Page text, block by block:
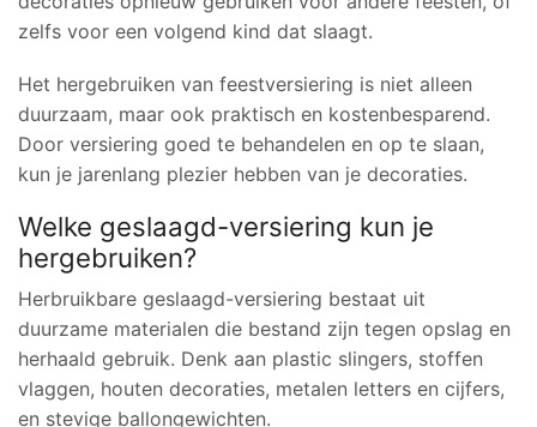
zelfs voor een volgend kind dat slaagt.
Het hergebruiken van feestversiering is niet alleen
duurzaam, maar ook praktisch en kostenbesparend.
Door versiering goed te behandelen en op te slaan,
kun je jarenlang plezier hebben van je decoraties.
Welke geslaagd-versiering kun je
hergebruiken?
Herbruikbare geslaagd-versiering bestaat uit
duurzame materialen die bestand zijn tegen opslag en
herhaald gebruik. Denk aan plastic slingers, stoffen
vlaggen, houten decoraties, metalen letters en cijfers,
en stevige ballongewichten.